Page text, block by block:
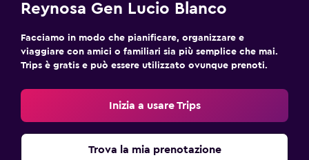
Reynosa Gen Lucio Blanco
Facciamo in modo che pianificare, organizzare e
viaggiare con amici o familiari sia più semplice che mai.
Trips è gratis e può essere utilizzato ovunque prenoti.
Inizia a usare Trips
Trova la mia prenotazione